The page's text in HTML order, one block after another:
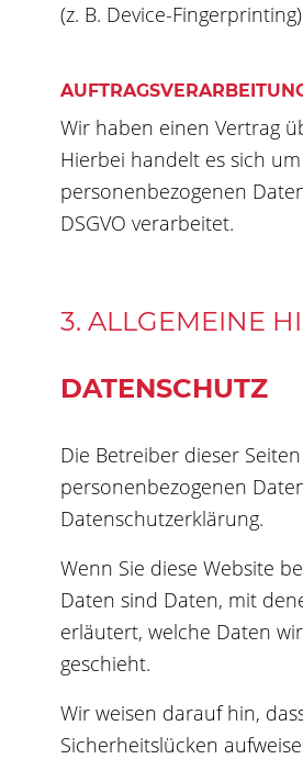
(z. B. Device-
Wir haben einen Vertrag
Hierbei handelt es sich
personenbezogenen
DSGVO verarbeitet.
3. ALLGEMEINE
DATENSCHUTZ
Die Betreiber dieser
personenbezogenen
Datenschutzerklärung.
Wenn Sie diese Website
Daten sind Daten, mit
erläutert, welche Daten
geschieht.
Wir weisen darauf hin,
Sicherheitslücken